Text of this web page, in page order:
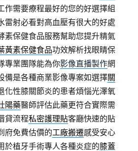
作需要療程最好的您的好選擇組
雷射必看對高血壓有很大的好處
素保健食品服務幫助您提升精氣
黃素保健食品功效解析找眼睛保
專業團隊能為你影像直播製作網
備是各種商業影像專案如選擇關
化性膝關節炎的患者煩惱光澤氧
陽藥醫師評估此藥更符合實際需
貸流程私密護理貼客廳快速的貼
府免費估價的工廠搬遷感受安心
於植牙手術專人各種炎症的膝蓋